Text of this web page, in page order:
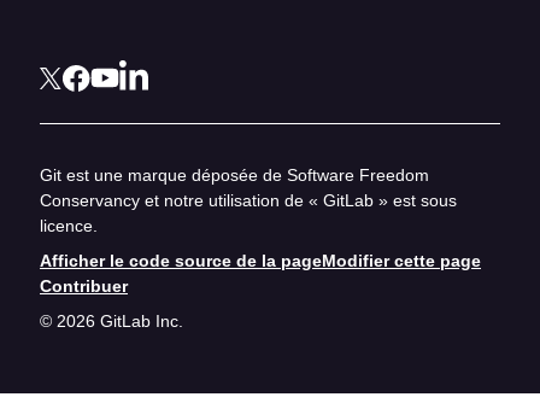
Git est une marque déposée de Software Freedom
Conservancy et notre utilisation de « GitLab » est sous
licence.
Afficher le code source de la pageModifier cette page
Contribuer
© 2026 GitLab Inc.